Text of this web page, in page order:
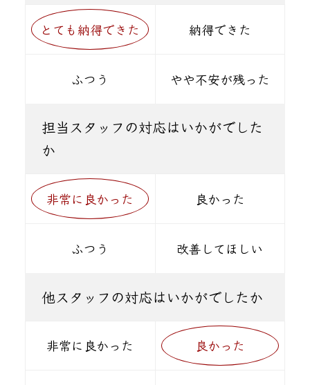
とても納得できた 納得できた
ふつう やや不安が残った
担当スタッフの対応はいかがでした
か
非常に良かった 良かった
ふつう 改善してほしい
他スタッフの対応はいかがでしたか
非常に良かった 良かった